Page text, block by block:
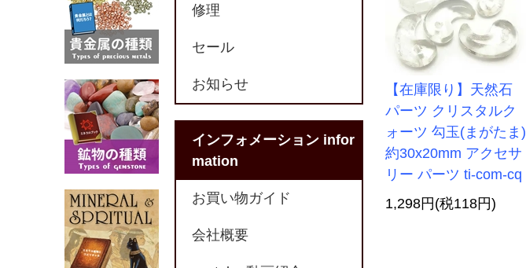
【在庫限り】天然石
パーツ クリスタルク
ォーツ 勾玉(まがたま)
約30x20mm アクセサ
リー パーツ ti-com-cq
1,298円(税118円)
修理
セール
お知らせ
インフォメーション infor
mation
お買い物ガイド
会社概要